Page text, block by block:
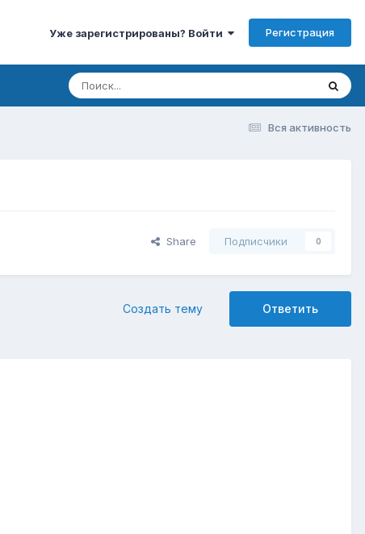
Уже зарегистрированы? Войти Регистрация
Вся активность
Share Подписчики 0
Ответить
Создать тему